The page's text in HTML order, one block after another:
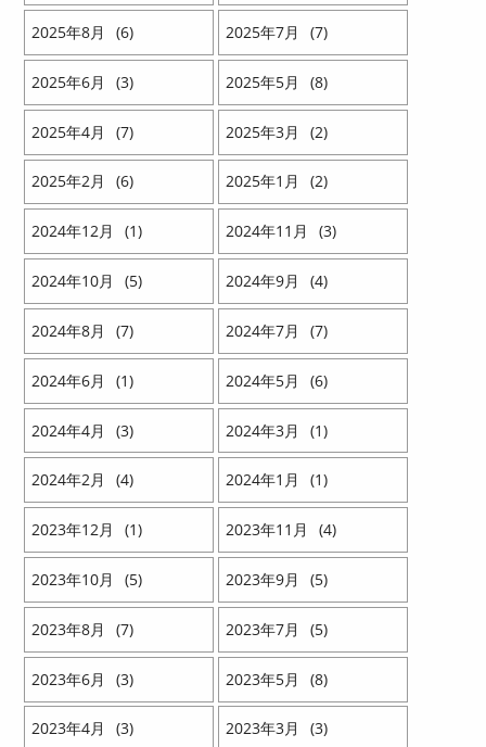
2025 8 6 2025 7 7
2025 6 3 2025 5 8
2025 4 7 2025 3 2
2025 2 6 2025 1 2
2024 12 1 2024 11 3
2024 10 5 2024 9 4
2024 8 7 2024 7 7
2024 6 1 2024 5 6
2024 4 3 2024 3 1
2024 2 4 2024 1 1
2023 12 1 2023 11 4
2023 10 5 2023 9 5
2023 8 7 2023 7 5
2023 6 3 2023 5 8
2023 4 3 2023 3 3